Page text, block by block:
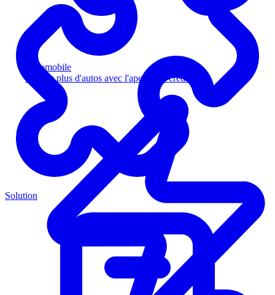
Automobile
Vendez plus d'autos avec l'aperçu de crédit
Solution